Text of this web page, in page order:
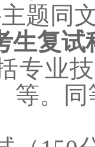
题同
生复
专业
等。